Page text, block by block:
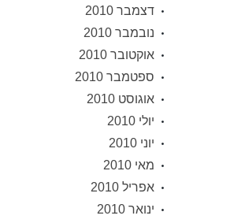
דצמבר 2010
נובמבר 2010
אוקטובר 2010
ספטמבר 2010
אוגוסט 2010
יולי 2010
יוני 2010
מאי 2010
אפריל 2010
ינואר 2010